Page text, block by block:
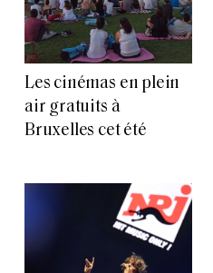
Les cinémas en plein
air gratuits à
Bruxelles cet été